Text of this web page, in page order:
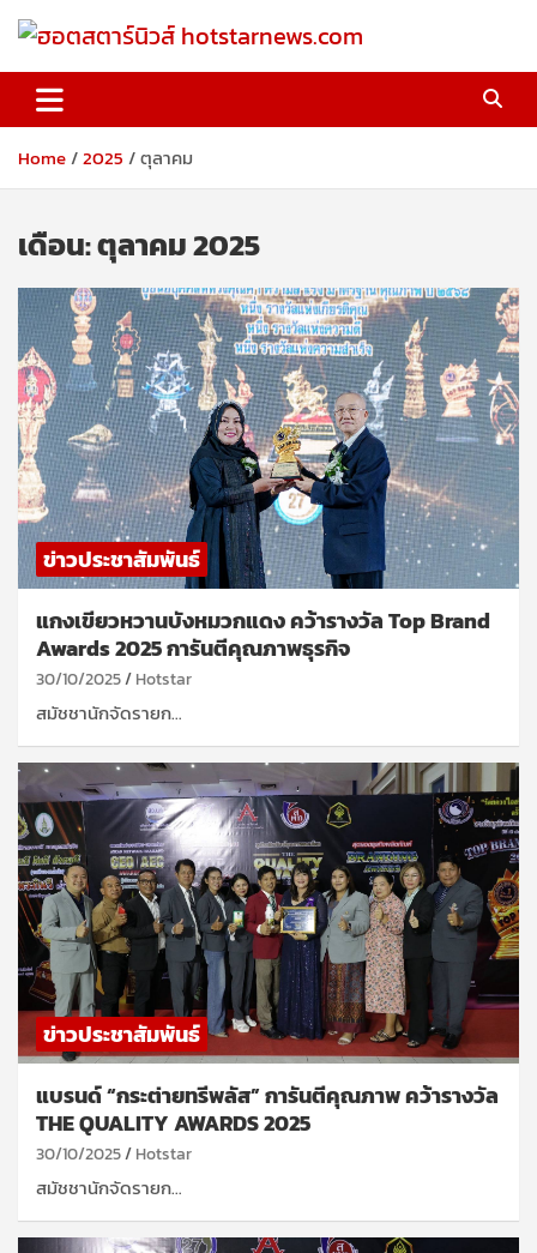
ฮอตสตาร์นิวส์ hotstarnews.com
Home 2025 ตุลาคม
เดือน:ตุลาคม 2025
ข่าวประชาสัมพันธ์
แกงเขียวหวานบังหมวกแดง คว้ารางวัล Top Brand
Awards 2025 การันตีคุณภาพธุรกิจ
30/10/2025 Hotstar
สมัชชานักจัดรายก…
ข่าวประชาสัมพันธ์
แบรนด์ “กระต่ายทรีพลัส” การันตีคุณภาพ คว้ารางวัล
THE QUALITY AWARDS 2025
30/10/2025 Hotstar
สมัชชานักจัดรายก…